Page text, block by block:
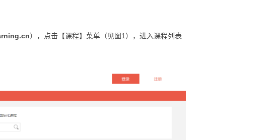
），点击【课程】菜单（见图1），进入课程列表